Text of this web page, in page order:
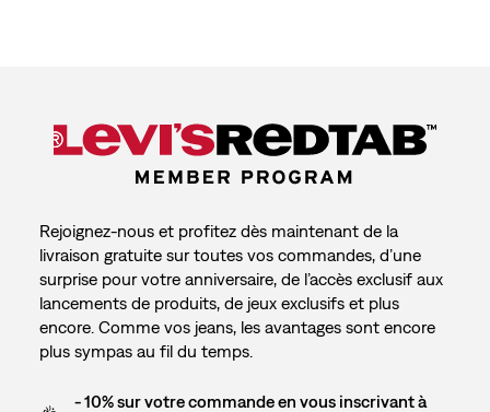
Rejoignez-nous et profitez dès maintenant de la
livraison gratuite sur toutes vos commandes, d’une
surprise pour votre anniversaire, de l’accès exclusif aux
lancements de produits, de jeux exclusifs et plus
encore. Comme vos jeans, les avantages sont encore
plus sympas au fil du temps.
- 10% sur votre commande en vous inscrivant à